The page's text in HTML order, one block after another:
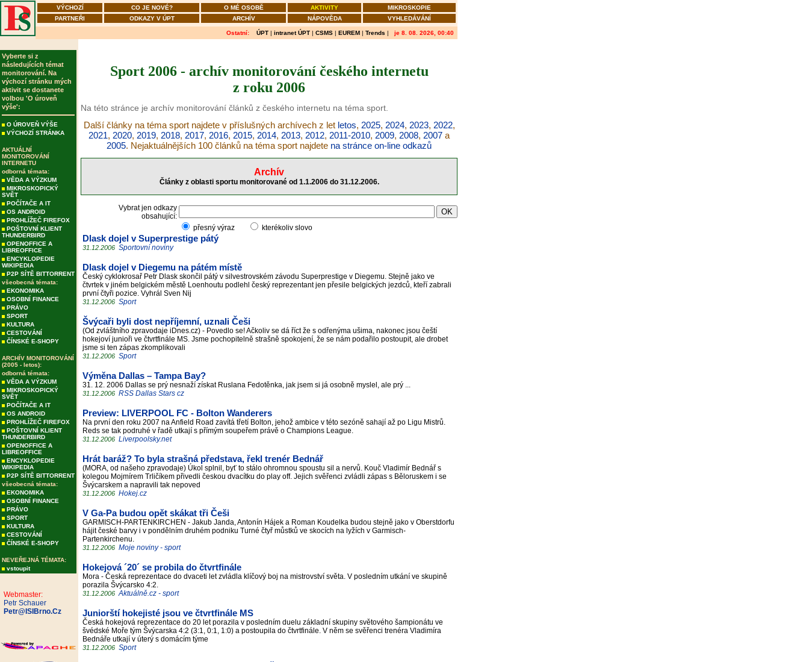
VÝCHOZÍ CO JE NOVÉ? O MÉ OSOBĚ AKTIVITY
MIKROSKOPIE
PARTNEŘI
ODKAZY V ÚPT ARCHÍV NÁPOVĚDA VYHLEDÁVÁNÍ
Ostatní: ÚPT | intranet ÚPT | CSMS | EUREM | Trends | je 8. 08. 2026, 00:40
Vyberte si z
následujících témat
monitorování. Na
výchozí stránku mých
aktivit se dostanete
volbou 'O úroveň
výše':
O ÚROVEŇ VÝŠE
VÝCHOZÍ STRÁNKA
AKTUÁLNÍ
MONITOROVÁNÍ
INTERNETU
odborná témata:
VĚDA A VÝZKUM
MIKROSKOPICKÝ
SVĚT
POČÍTAČE A IT
OS ANDROID
PROHLÍŽEČ FIREFOX
POŠTOVNÍ KLIENT
THUNDERBIRD
OPENOFFICE A
LIBREOFFICE
ENCYKLOPEDIE
WIKIPEDIA
P2P SÍTĚ BITTORRENT
všeobecná témata:
EKONOMIKA
OSOBNÍ FINANCE
PRÁVO
SPORT
KULTURA
CESTOVÁNÍ
ČÍNSKÉ E-SHOPY
ARCHÍV MONITOROVÁNÍ
(2005 - letos):
odborná témata:
VĚDA A VÝZKUM
MIKROSKOPICKÝ
SVĚT
POČÍTAČE A IT
OS ANDROID
PROHLÍŽEČ FIREFOX
POŠTOVNÍ KLIENT
THUNDERBIRD
OPENOFFICE A
LIBREOFFICE
ENCYKLOPEDIE
WIKIPEDIA
P2P SÍTĚ BITTORRENT
všeobecná témata:
EKONOMIKA
OSOBNÍ FINANCE
PRÁVO
SPORT
KULTURA
CESTOVÁNÍ
ČÍNSKÉ E-SHOPY
NEVEŘEJNÁ TÉMATA:
vstoupit
Webmaster:
Petr Schauer
Petr@ISIBrno.Cz
Sport 2006 - archív monitorování českého internetu
z roku 2006
Na této stránce je archív monitorování článků z českého internetu na téma sport.
Další články na téma sport najdete v příslušných archívech z let letos, 2025, 2024, 2023, 2022,
2021, 2020, 2019, 2018, 2017, 2016, 2015, 2014, 2013, 2012, 2011-2010, 2009, 2008, 2007 a
2005. Nejaktuálnějších 100 článků na téma sport najdete na stránce on-line odkazů
Archív
Články z oblasti sportu monitorované od 1.1.2006 do 31.12.2006.
Vybrat jen odkazy
obsahující:
přesný výraz
kterékoliv slovo
Dlask dojel v Superprestige pátý
31.12.2006 Sportovní noviny
Dlask dojel v Diegemu na pátém místě
Český cyklokrosař Petr Dlask skončil pátý v silvestrovském závodu Superprestige v Diegemu. Stejně jako ve
čtvrtek v jiném belgickém městě Loenhoutu podlehl český reprezentant jen přesile belgických jezdců, kteří zabrali
první čtyři pozice. Vyhrál Sven Nij
31.12.2006 Sport
Švýcaři byli dost nepříjemní, uznali Češi
(Od zvláštního zpravodaje iDnes.cz) - Povedlo se! Ačkoliv se dá říct že s odřenýma ušima, nakonec jsou čeští
hokejoví junioři ve čtvrtfinále MS. Jsme pochopitelně strašně spokojení, že se nám podařilo postoupit, ale drobet
jsme si ten zápas zkomplikovali
31.12.2006 Sport
Výměna Dallas – Tampa Bay?
31. 12. 2006 Dallas se prý nesnaží získat Ruslana Fedotěnka, jak jsem si já osobně myslel, ale prý ...
31.12.2006 RSS Dallas Stars cz
Preview: LIVERPOOL FC - Bolton Wanderers
Na první den roku 2007 na Anfield Road zavítá třetí Bolton, jehož ambice v této sezóně sahají až po Ligu Mistrů.
Reds se tak podruhé v řadě utkají s přímým soupeřem právě o Champions League.
31.12.2006 Liverpoolsky.net
Hrát baráž? To byla strašná představa, řekl trenér Bednář
(MORA, od našeho zpravodaje) Úkol splnil, byť to stálo ohromnou spoustu sil a nervů. Kouč Vladimír Bednář s
kolegou Mojmírem Trličíkem přivedli českou dvacítku do play off. Jejich svěřenci zvládli zápas s Běloruskem i se
Švýcarskem a napravili tak nepoved
31.12.2006 Hokej.cz
V Ga-Pa budou opět skákat tři Češi
GARMISCH-PARTENKIRCHEN - Jakub Janda, Antonín Hájek a Roman Koudelka budou stejně jako v Oberstdorfu
hájit české barvy i v pondělním druhém podniku Turné čtyř můstků ve skocích na lyžích v Garmisch-
Partenkirchenu.
31.12.2006 Moje noviny - sport
Hokejová ´20´ se probila do čtvrtfinále
Mora - Česká reprezentace do dvaceti let zvládla klíčový boj na mistrovství světa. V posledním utkání ve skupině
porazila Švýcarsko 4:2.
31.12.2006 Aktuálně.cz - sport
Juniorští hokejisté jsou ve čtvrtfinále MS
Česká hokejová reprezentace do 20 let porazila v posledním duelu základní skupiny světového šampionátu ve
švédské Moře tým Švýcarska 4:2 (3:1, 0:1, 1:0) a postoupila do čtvrtfinále. V něm se svěřenci trenéra Vladimíra
Bednáře utkají v úterý s domácím týme
31.12.2006 Sport